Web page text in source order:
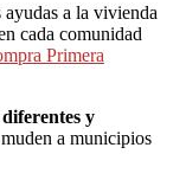
a la vivienda
cada comunidad
Primera
y
a municipios